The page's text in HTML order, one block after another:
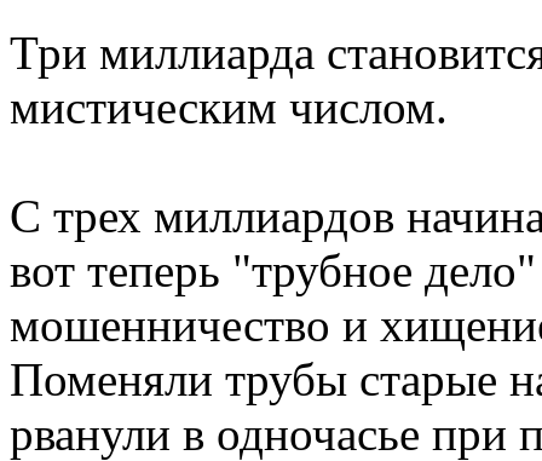
Три миллиарда
мистическим числом.
С трех миллиардов
вот теперь "трубное
мошенничество и
Поменяли трубы старые
рванули в одночасье при